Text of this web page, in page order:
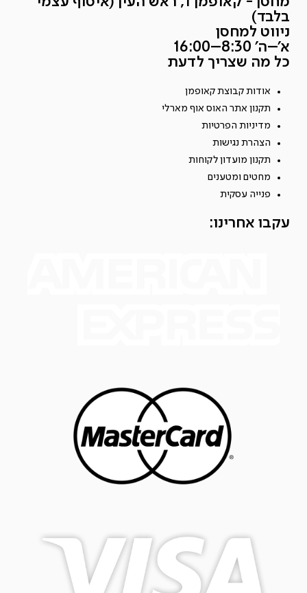
בלבד)
ניווט למחסן
א׳–ה׳ 8:30–16:00
כל מה שצריך לדעת
אודות קבוצת קאופמן
תקנון אתר האוס אוף מארלי
מדיניות הפרטיות
הצהרת נגישות
תקנון מועדון לקוחות
מחטים ומטענים
פנייה עסקית
עקבו אחרינו: